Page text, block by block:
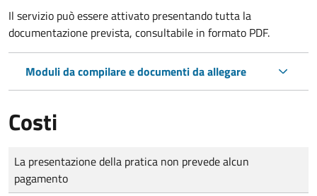
Il servizio può essere attivato presentando tutta la
documentazione prevista, consultabile in formato PDF.
Moduli da compilare e documenti da allegare
Costi
Tipo di pagamento
Importo
La presentazione della pratica non prevede alcun
pagamento